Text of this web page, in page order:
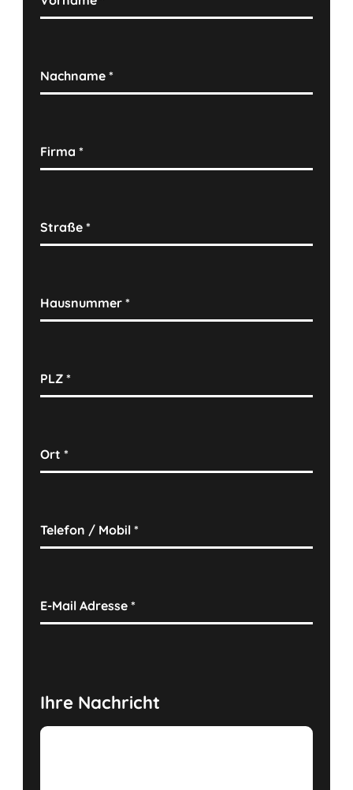
Nachname*
Firma*
Straße*
Hausnummer*
PLZ*
Ort*
Telefon / Mobil*
E-Mail Adresse*
Ihre Nachricht